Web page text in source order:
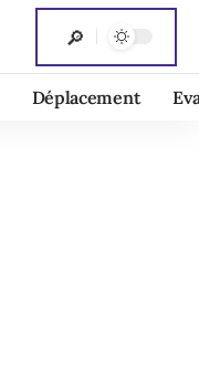
Déplacement